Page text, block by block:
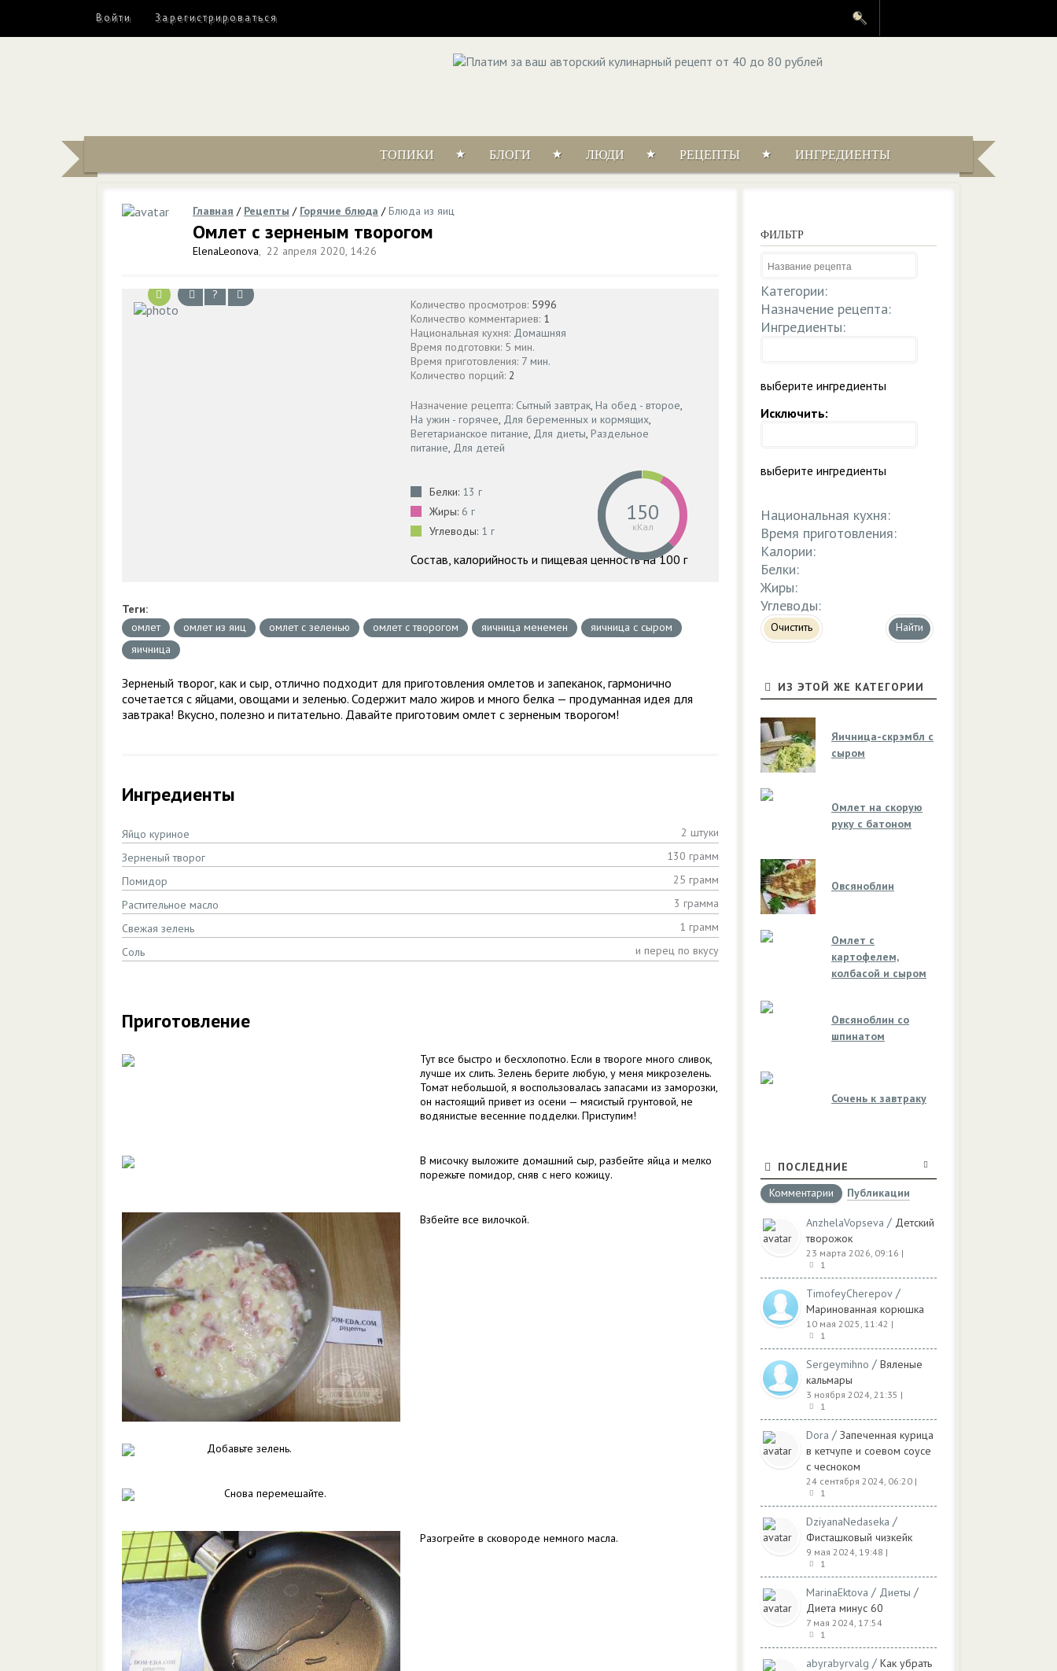
Войти Зарегистрироваться
ТОПИКИ БЛОГИ ЛЮДИ РЕЦЕПТЫ ИНГРЕДИЕНТЫ
Главная / Рецепты / Горячие блюда /Блюда из яиц
Омлет с зерненым творогом
ElenaLeonova, 22 апреля 2020, 14:26
?
Количество просмотров: 5996
Количество комментариев: 1
Национальная кухня: Домашняя
Время подготовки: 5 мин.
Время приготовления: 7 мин.
Количество порций: 2
Назначение рецепта: Сытный завтрак, На обед - второе,
На ужин - горячее, Для беременных и кормящих,
Вегетарианское питание, Для диеты, Раздельное
питание, Для детей
Белки: 13 г
Жиры: 6 г
Углеводы: 1 г
150
кКал
Состав, калорийность и пищевая ценность на 100 г
Теги:
омлет
омлет из яиц омлет с зеленью омлет с творогом яичница менемен
яичница с сыром
яичница
Зерненый творог, как и сыр, отлично подходит для приготовления омлетов и запеканок, гармонично
сочетается с яйцами, овощами и зеленью. Содержит мало жиров и много белка — продуманная идея для
завтрака! Вкусно, полезно и питательно. Давайте приготовим омлет с зерненым творогом!
Ингредиенты
Яйцо куриное
2 штуки
Зерненый творог
130 грамм
Помидор
25 грамм
Растительное масло
3 грамма
Свежая зелень
1 грамм
Соль
и перец по вкусу
Приготовление
Тут все быстро и бесхлопотно. Если в твороге много сливок,
лучше их слить. Зелень берите любую, у меня микрозелень.
Томат небольшой, я воспользовалась запасами из заморозки,
он настоящий привет из осени — мясистый грунтовой, не
водянистые весенние подделки. Приступим!
В мисочку выложите домашний сыр, разбейте яйца и мелко
порежьте помидор, сняв с него кожицу.
Взбейте все вилочкой.
Добавьте зелень.
Снова перемешайте.
Разогрейте в сковороде немного масла.
ФИЛЬТР
Категории:
Назначение рецепта:
Ингредиенты:
выберите ингредиенты
Исключить:
выберите ингредиенты
Национальная кухня:
Время приготовления:
Калории:
Белки:
Жиры:
Углеводы:
Очистить
ИЗ ЭТОЙ ЖЕ КАТЕГОРИИ
Яичница-скрэмбл с
сыром
Омлет на скорую
руку с батоном
Овсяноблин
Омлет с
картофелем,
колбасой и сыром
Овсяноблин со
шпинатом
Сочень к завтраку
ПОСЛЕДНИЕ
Комментарии
Публикации
AnzhelaVopseva / Детский
творожок
23 марта 2026, 09:16 |
1
TimofeyCherepov /
Маринованная корюшка
10 мая 2025, 11:42 |
1
Sergeymihno / Вяленые
кальмары
3 ноября 2024, 21:35 |
1
Dora / Запеченная курица
в кетчупе и соевом соусе
с чесноком
24 сентября 2024, 06:20 |
1
DziyanaNedaseka /
Фисташковый чизкейк
9 мая 2024, 19:48 |
1
MarinaEktova / Диеты /
Диета минус 60
7 мая 2024, 17:54
1
abyrabyrvalg / Как убрать